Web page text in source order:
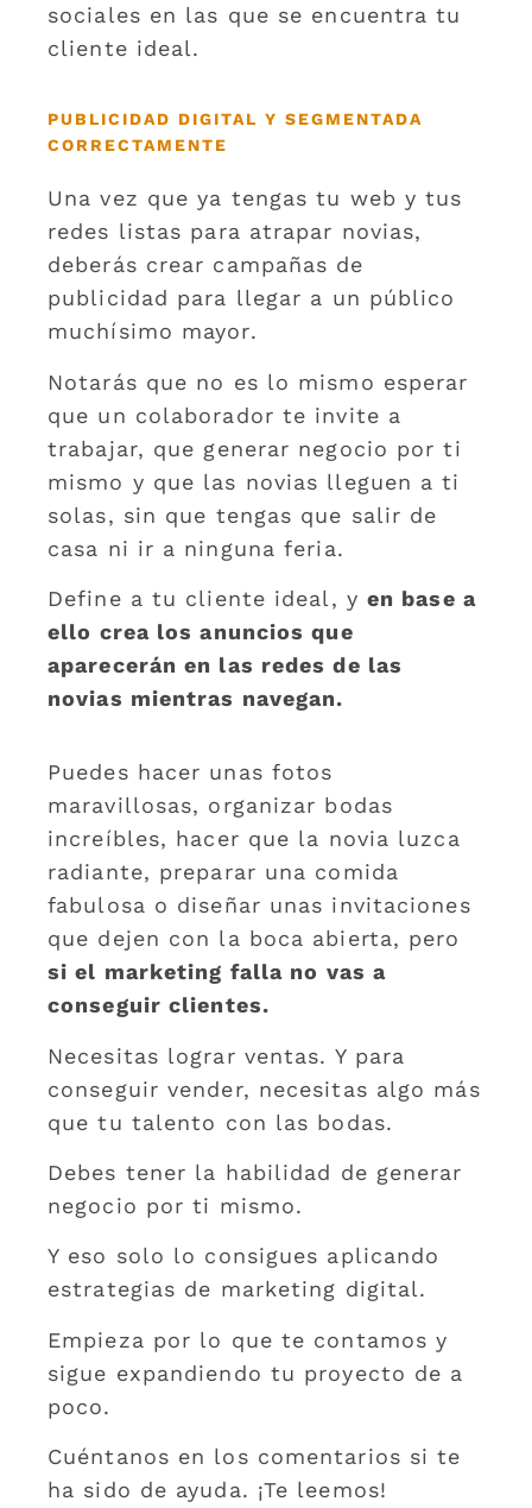
sociales en las que se encuentra tu
cliente ideal.
PUBLICIDAD DIGITAL Y SEGMENTADA
CORRECTAMENTE
Una vez que ya tengas tu web y tus
redes listas para atrapar novias,
deberás crear campañas de
publicidad para llegar a un público
muchísimo mayor.
Notarás que no es lo mismo esperar
que un colaborador te invite a
trabajar, que generar negocio por ti
mismo y que las novias lleguen a ti
solas, sin que tengas que salir de
casa ni ir a ninguna feria.
Define a tu cliente ideal, y en base a
ello crea los anuncios que
aparecerán en las redes de las
novias mientras navegan.
Puedes hacer unas fotos
maravillosas, organizar bodas
increíbles, hacer que la novia luzca
radiante, preparar una comida
fabulosa o diseñar unas invitaciones
que dejen con la boca abierta, pero
si el marketing falla no vas a
conseguir clientes.
Necesitas lograr ventas. Y para
conseguir vender, necesitas algo más
que tu talento con las bodas.
Debes tener la habilidad de generar
negocio por ti mismo.
Y eso solo lo consigues aplicando
estrategias de marketing digital.
Empieza por lo que te contamos y
sigue expandiendo tu proyecto de a
poco.
Cuéntanos en los comentarios si te
ha sido de ayuda. ¡Te leemos!